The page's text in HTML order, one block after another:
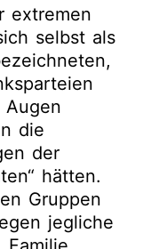
extremen
selbst als
die
der
hätten.
Gruppen
jegliche